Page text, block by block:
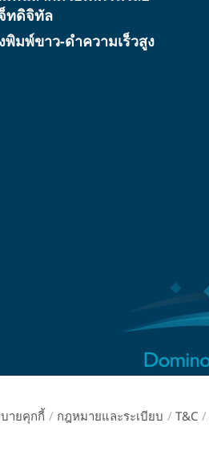
ทดิจิทัล
พิมพ์ขาว-ดำความเร็วสูง
ายคุกกี้ / กฎหมายและระเบียบ / T&C /